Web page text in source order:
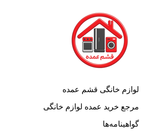
لوازم خانگی قشم عمده
مرجع خرید عمده لوازم خانگی
گواهینامه‌ها